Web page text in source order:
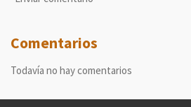
Comentarios
Todavía no hay comentarios